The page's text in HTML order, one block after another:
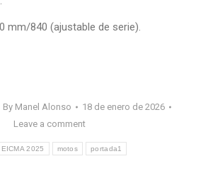
mm/840 (ajustable de serie).
By Manel Alonso
18 de enero de 2026
Leave a comment
EICMA 2025 motos portada1